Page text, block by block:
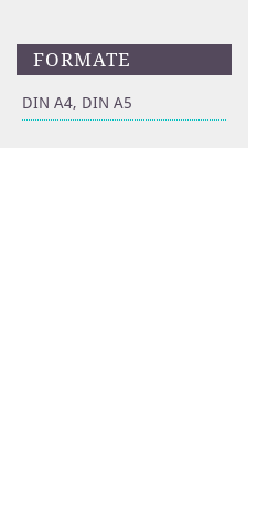
FORMATE
DIN A4, DIN A5